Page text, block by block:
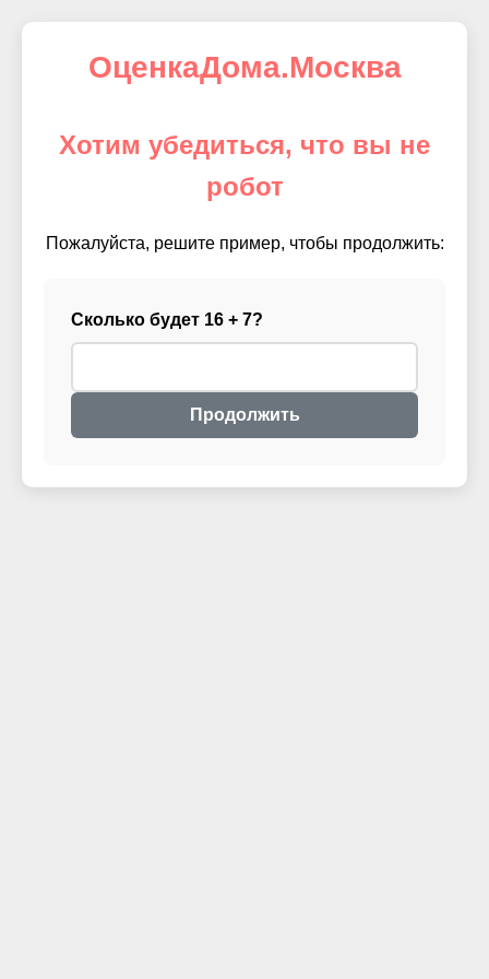
ОценкаДома.Москва
Хотим убедиться, что вы не
робот
Пожалуйста, решите пример, чтобы продолжить:
Сколько будет 16 + 7?
Продолжить